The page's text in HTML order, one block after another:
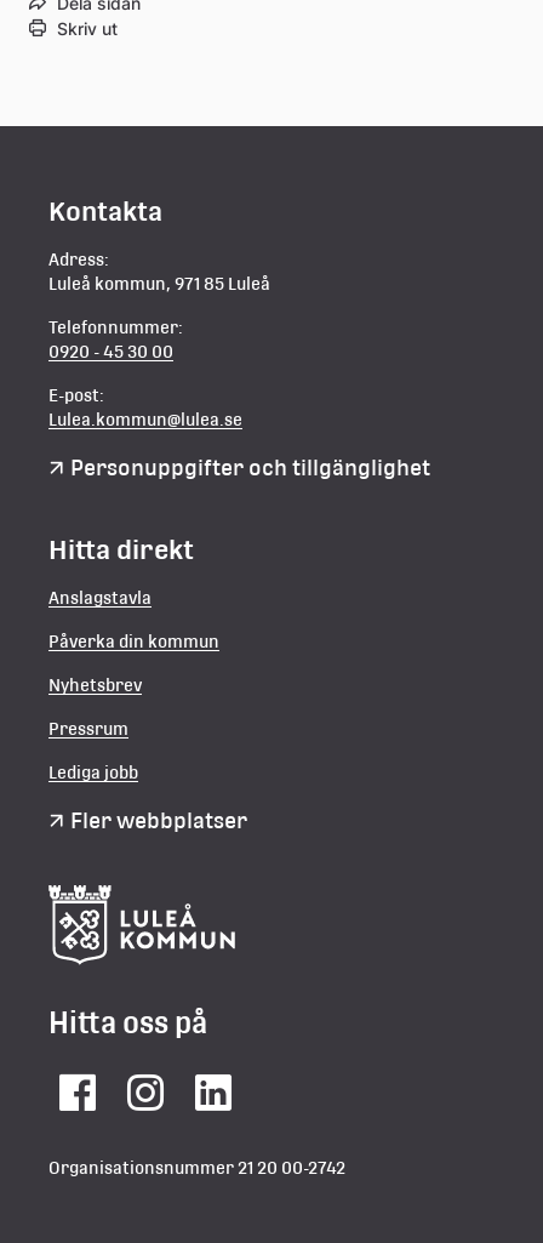
Skriv ut
Kontakta
Adress:
Luleå kommun, 971 85 Luleå
Telefonnummer:
0920 - 45 30 00
E-post:
Lulea.kommun@lulea.se
Personuppgifter och tillgänglighet
Hitta direkt
Anslagstavla
Påverka din kommun
Nyhetsbrev
Pressrum
Lediga jobb
Fler webbplatser
Hitta oss på
FacebookInstagramLinkedIn
Organisationsnummer 21 20 00-2742